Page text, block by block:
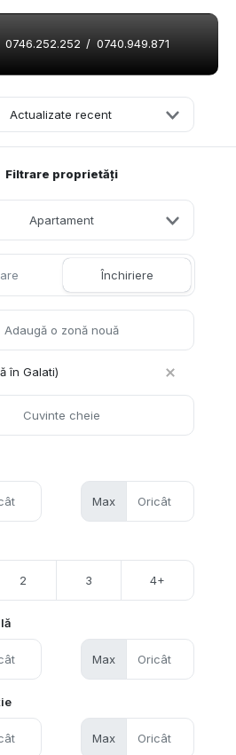
0746.252.252 / 0740.949.871
Actualizate recent
Filtrare proprietăți
Apartament
Închiriere
în Galati)
Max
2 3 4+
Max
Max